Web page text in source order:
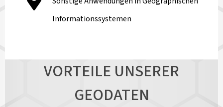
Informationssystemen
VORTEILE UNSERER
GEODATEN